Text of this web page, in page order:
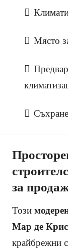
Място
за
Този
Мар де
крайбрежни